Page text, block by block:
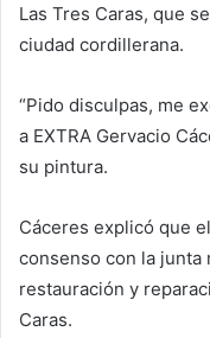
Las Tres Caras, que
ciudad cordillerana.
“Pido disculpas, me
a EXTRA Gervacio
su pintura.
Cáceres explicó que
consenso con la junta
restauración y
Caras.